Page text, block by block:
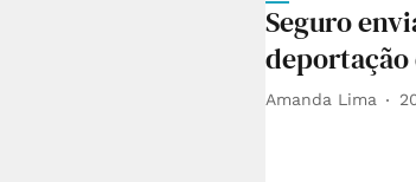
Seguro
Amanda Lima